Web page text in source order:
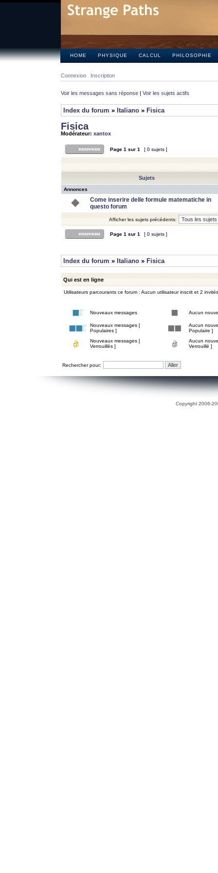
HOME PHYSIQUE CALCUL PHILOSOPHIE
Connexion Inscription
Voir les messages sans réponse | Voir les sujets actifs
Index du forum » Italiano » Fisica
Fisica
Modérateur: xantox
Page 1 sur 1 [ 0 sujets ]
Sujets
Annonces
Come inserire delle formule matematiche in
questo forum
Afficher les sujets précédents:
Page 1 sur 1 [ 0 sujets ]
Index du forum » Italiano » Fisica
Qui est en ligne
Utilisateurs parcourants ce forum : Aucun utilisateur inscrit et 2 invités
Nouveaux messages Aucun
Nouveaux messages [
Populaires ]
Aucun
Populaire ]
Nouveaux messages [
Verrouillés ]
Aucun
Verrouillé ]
Rechercher pour:
Copyright 2006-